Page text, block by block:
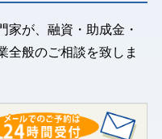
家が、融資・助成金・
全般のご相談を致しま